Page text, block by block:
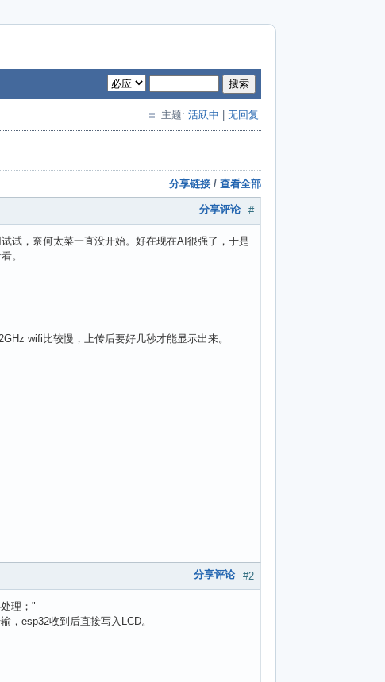
搜索
主题: 活跃中 无回复
分享链接 / 查看全部
#
分享评论
试，奈何太菜一直没开始。好在现在AI很强了，于是
。
wifi比较慢，上传后要好几秒才能显示出来。
#2
分享评论
理；"
，esp32收到后直接写入LCD。